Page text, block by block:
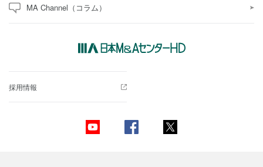
MA Channel（コラム）
採用情報